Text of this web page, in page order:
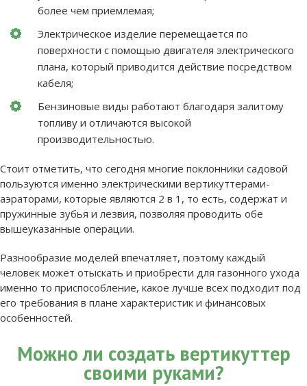
более чем приемлемая;
Электрическое изделие перемещается по
поверхности с помощью двигателя электрического
плана, который приводится действие посредством
кабеля;
Бензиновые виды работают благодаря залитому
топливу и отличаются высокой
производительностью.
Стоит отметить, что сегодня многие поклонники садовой
пользуются именно электрическими вертикуттерами-
аэраторами, которые являются 2 в 1, то есть, содержат и
пружинные зубья и лезвия, позволяя проводить обе
вышеуказанные операции.
Разнообразие моделей впечатляет, поэтому каждый
человек может отыскать и приобрести для газонного ухода
именно то приспособление, какое лучше всех подходит под
его требования в плане характеристик и финансовых
особенностей.
Можно ли создать вертикуттер
своими руками?